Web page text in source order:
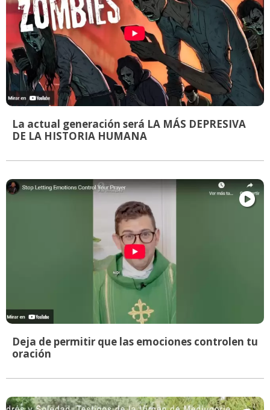
La actual generación será LA MÁS DEPRESIVA
DE LA HISTORIA HUMANA
Deja de permitir que las emociones controlen tu
oración